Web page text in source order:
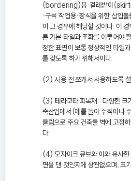
(bordering)용ㆍ걸레받이
ㆍ구석 작업용ㆍ장식을 위한 삽입
이 그 경우에 해당할 것이다. 이
른 기본 타일과 조화를 이루어야
정한 표면이 보통 정상적인 타일
를 갖도록 하기 위해서이다.
(2) 사용 전 쪼개서 사용하도록
(3) 테라코타 피복재 : 다양한 크
축산업에서(예를 들어 수직이나
클립으로 주요 건축물 벽에 고정
다.
(4) 모자이크 큐브와 이와 유사
면을 댄 것인지에 상관없으며, 크